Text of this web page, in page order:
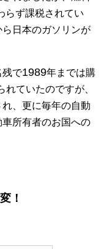
らず課税されてい
日本のガソリンが
残で1989年までは購
れていたのですが、
、更に毎年の自動
所有者のお国への
！